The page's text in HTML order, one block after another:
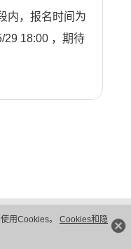
用Cookies。 Cookies和隐
内，报名时间为
18:00 ，期待
明